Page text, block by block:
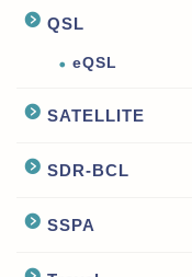
QSL
eQSL
SATELLITE
SDR-BCL
SSPA